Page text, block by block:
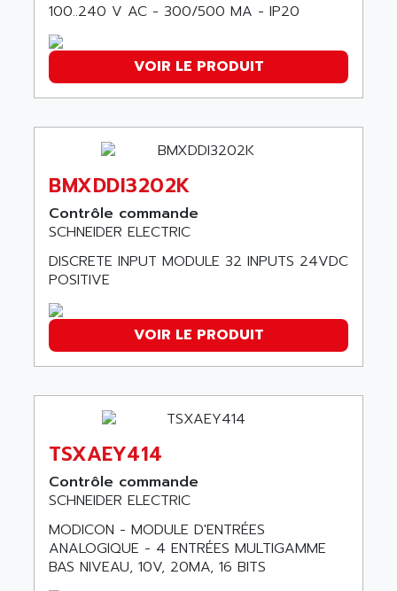
PREMIUM
PREVENTA
NANO
PCMCIA CARD
TFTX
SIMATIC S7-300
TDM
DIAX 2
TVM
TVD
AC MAINSPINDLE
KDS
TDA
BUS
DIAX 04
ACTIA
ACTION PAK
ACTIVIB
ACU-RITE
ACU-TIME
ADA
ADAFRUIT
ADAM
ADAMCZEWSKI
ADAMEL
ADANI PSC
ADAPTATER
ADAPTATIVE
ADAPTEC
ADAPTORR
ADAS
ADC AUTOMATICA
100..240 V AC - 300/500 MA - IP20
VOIR LE PRODUIT
BMXDDI3202K
Contrôle commande
SCHNEIDER ELECTRIC
DISCRETE INPUT MODULE 32 INPUTS 24VDC
POSITIVE
VOIR LE PRODUIT
TSXAEY414
Contrôle commande
SCHNEIDER ELECTRIC
MODICON - MODULE D'ENTRÉES
ANALOGIQUE - 4 ENTRÉES MULTIGAMME
BAS NIVEAU, 10V, 20MA, 16 BITS